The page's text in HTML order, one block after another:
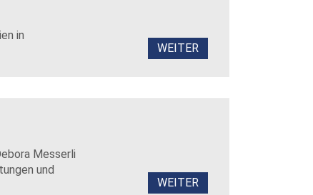
in
WEITER
Messerli
und
WEITER